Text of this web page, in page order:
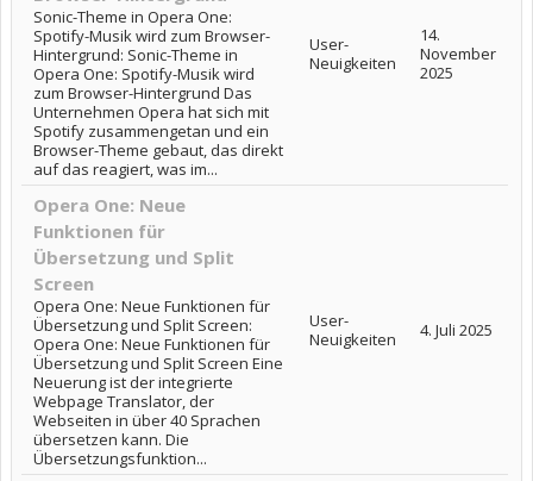
Sonic-Theme in Opera One:
Spotify-Musik wird zum Browser-
Hintergrund: Sonic-Theme in
Opera One: Spotify-Musik wird
zum Browser-Hintergrund Das
Unternehmen Opera hat sich mit
Spotify zusammengetan und ein
Browser-Theme gebaut, das direkt
auf das reagiert, was im...
User-
Neuigkeiten
14.
November
2025
Opera One: Neue
Funktionen für
Übersetzung und Split
Screen
Opera One: Neue Funktionen für
Übersetzung und Split Screen:
Opera One: Neue Funktionen für
Übersetzung und Split Screen Eine
Neuerung ist der integrierte
Webpage Translator, der
Webseiten in über 40 Sprachen
übersetzen kann. Die
Übersetzungsfunktion...
User-
Neuigkeiten
4. Juli 2025